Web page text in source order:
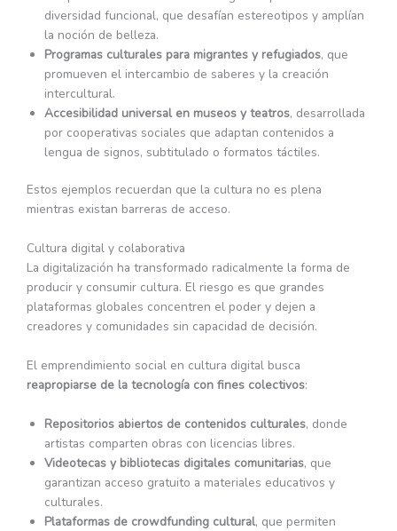
diversidad funcional, que desafían estereotipos y amplían
la noción de belleza.
Programas culturales para migrantes y refugiados, que
promueven el intercambio de saberes y la creación
intercultural.
Accesibilidad universal en museos y teatros, desarrollada
por cooperativas sociales que adaptan contenidos a
lengua de signos, subtitulado o formatos táctiles.
Estos ejemplos recuerdan que la cultura no es plena
mientras existan barreras de acceso.
Cultura digital y colaborativa
La digitalización ha transformado radicalmente la forma de
producir y consumir cultura. El riesgo es que grandes
plataformas globales concentren el poder y dejen a
creadores y comunidades sin capacidad de decisión.
El emprendimiento social en cultura digital busca
reapropiarse de la tecnología con fines colectivos:
Repositorios abiertos de contenidos culturales, donde
artistas comparten obras con licencias libres.
Videotecas y bibliotecas digitales comunitarias, que
garantizan acceso gratuito a materiales educativos y
culturales.
Plataformas de crowdfunding cultural, que permiten